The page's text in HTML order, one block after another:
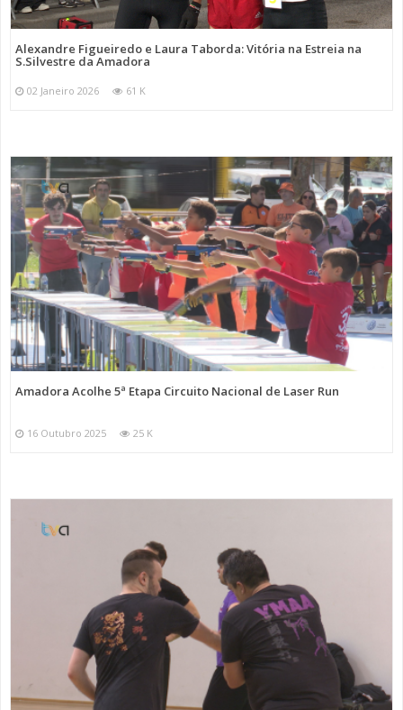
Alexandre Figueiredo e Laura Taborda: Vitória na Estreia na
S.Silvestre da Amadora
02 Janeiro 2026 61 K
Amadora Acolhe 5ª Etapa Circuito Nacional de Laser Run
16 Outubro 2025 25 K